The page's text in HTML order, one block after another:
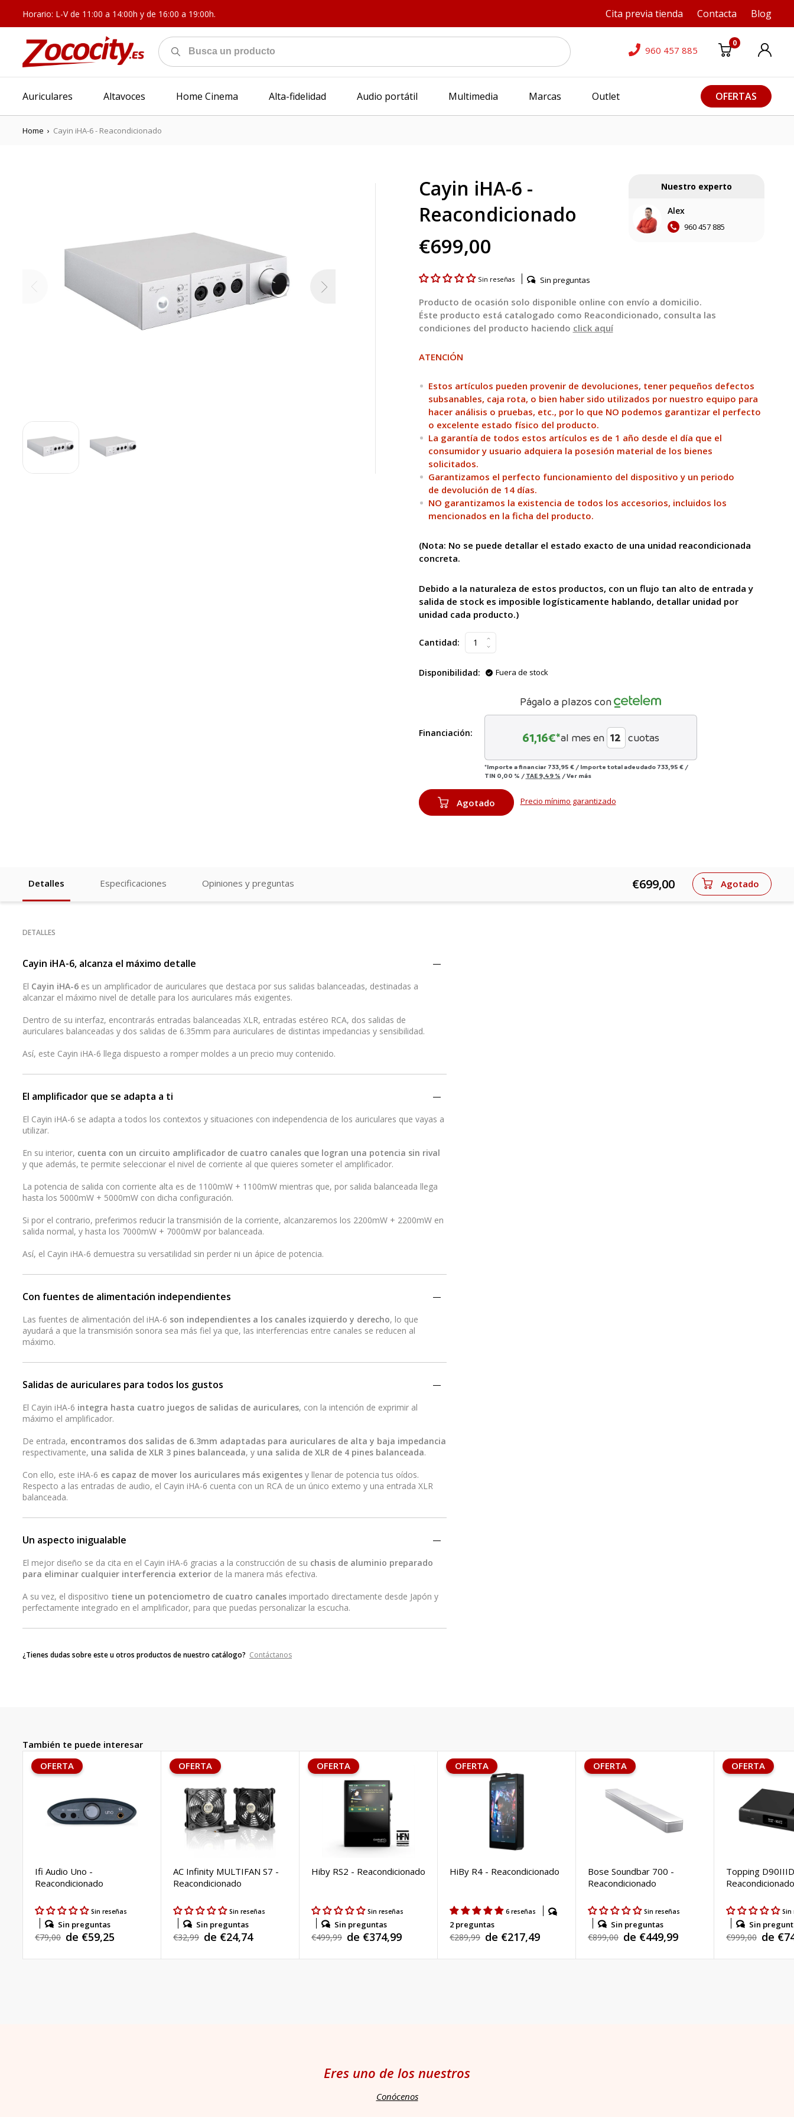
Horario: L-V de 11:00 a 14:00h y de 16:00 a 19:00h. Cita previa tienda Contacta Blog
960 457 885
0
Auriculares Altavoces Home Cinema Alta-fidelidad Audio portátil Multimedia Marcas Outlet OFERTAS
Home › Cayin iHA-6 - Reacondicionado
Cayin iHA-6 -
Reacondicionado
€699,00
Nuestro experto
Alex
960 457 885
Sin reseñas Sin preguntas
Producto de ocasión solo disponible online con envío a domicilio.
Éste producto está catalogado como Reacondicionado, consulta las
condiciones del producto haciendo click aquí
ATENCIÓN
Estos artículos pueden provenir de devoluciones, tener pequeños defectos
subsanables, caja rota, o bien haber sido utilizados por nuestro equipo para
hacer análisis o pruebas, etc., por lo que NO podemos garantizar el perfecto
o excelente estado físico del producto.
La garantía de todos estos artículos es de 1 año desde el día que el
consumidor y usuario adquiera la posesión material de los bienes
solicitados.
Garantizamos el perfecto funcionamiento del dispositivo y un periodo
de devolución de 14 días.
NO garantizamos la existencia de todos los accesorios, incluidos los
mencionados en la ficha del producto.
(Nota: No se puede detallar el estado exacto de una unidad reacondicionada
concreta.
Debido a la naturaleza de estos productos, con un flujo tan alto de entrada y
salida de stock es imposible logísticamente hablando, detallar unidad por
unidad cada producto.)
Cantidad:
Disponibilidad: Fuera de stock
Financiación:
Págalo a plazos con
61,16€*al mes en cuotas
*Importe a financiar 733,95 € / Importe total adeudado 733,95 €/
TIN 0,00 % / TAE 9,49 % /Ver más
Agotado Precio mínimo garantizado
Detalles Especificaciones Opiniones y preguntas €699,00 Agotado
DETALLES
Cayin iHA-6, alcanza el máximo detalle
El Cayin iHA-6 es un amplificador de auriculares que destaca por sus salidas balanceadas, destinadas a
alcanzar el máximo nivel de detalle para los auriculares más exigentes.
Dentro de su interfaz, encontrarás entradas balanceadas XLR, entradas estéreo RCA, dos salidas de
auriculares balanceadas y dos salidas de 6.35mm para auriculares de distintas impedancias y sensibilidad.
Así, este Cayin iHA-6 llega dispuesto a romper moldes a un precio muy contenido.
El amplificador que se adapta a ti
El Cayin iHA-6 se adapta a todos los contextos y situaciones con independencia de los auriculares que vayas a
utilizar.
En su interior, cuenta con un circuito amplificador de cuatro canales que logran una potencia sin rival
y que además, te permite seleccionar el nivel de corriente al que quieres someter el amplificador.
La potencia de salida con corriente alta es de 1100mW + 1100mW mientras que, por salida balanceada llega
hasta los 5000mW + 5000mW con dicha configuración.
Si por el contrario, preferimos reducir la transmisión de la corriente, alcanzaremos los 2200mW + 2200mW en
salida normal, y hasta los 7000mW + 7000mW por balanceada.
Así, el Cayin iHA-6 demuestra su versatilidad sin perder ni un ápice de potencia.
Con fuentes de alimentación independientes
Las fuentes de alimentación del iHA-6 son independientes a los canales izquierdo y derecho, lo que
ayudará a que la transmisión sonora sea más fiel ya que, las interferencias entre canales se reducen al
máximo.
Salidas de auriculares para todos los gustos
El Cayin iHA-6 integra hasta cuatro juegos de salidas de auriculares, con la intención de exprimir al
máximo el amplificador.
De entrada, encontramos dos salidas de 6.3mm adaptadas para auriculares de alta y baja impedancia
respectivamente, una salida de XLR 3 pines balanceada, y una salida de XLR de 4 pines balanceada.
Con ello, este iHA-6 es capaz de mover los auriculares más exigentes y llenar de potencia tus oídos.
Respecto a las entradas de audio, el Cayin iHA-6 cuenta con un RCA de un único extemo y una entrada XLR
balanceada.
Un aspecto inigualable
El mejor diseño se da cita en el Cayin iHA-6 gracias a la construcción de su chasis de aluminio preparado
para eliminar cualquier interferencia exterior de la manera más efectiva.
A su vez, el dispositivo tiene un potenciometro de cuatro canales importado directamente desde Japón y
perfectamente integrado en el amplificador, para que puedas personalizar la escucha.
¿Tienes dudas sobre este u otros productos de nuestro catálogo? Contáctanos
También te puede interesar
OFERTA
Ifi Audio Uno -
Reacondicionado
Sin reseñas
Sin preguntas
Precio
€79,00 Precio
de
de €59,25
OFERTA
AC Infinity MULTIFAN S7 -
Reacondicionado
Sin reseñas
Sin preguntas
Precio
€32,99 Precio
de
de €24,74
OFERTA
Hiby RS2 - Reacondicionado
Sin reseñas
Sin preguntas
Precio
€499,99 Precio
de
de €374,99
OFERTA
HiBy R4 - Reacondicionado
6 reseñas
2 preguntas
Precio
€289,99 Precio
de
de €217,49
OFERTA
Bose Soundbar 700 -
Reacondicionado
Sin reseñas
Sin preguntas
Precio
€899,00 Precio
de
de €449,99
OFERTA
Topping
Reacondicionado
Sin
Sin
Precio
€999,00 Precio
de
de
Eres uno de los nuestros
Conócenos